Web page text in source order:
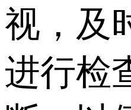
视，及
进行检